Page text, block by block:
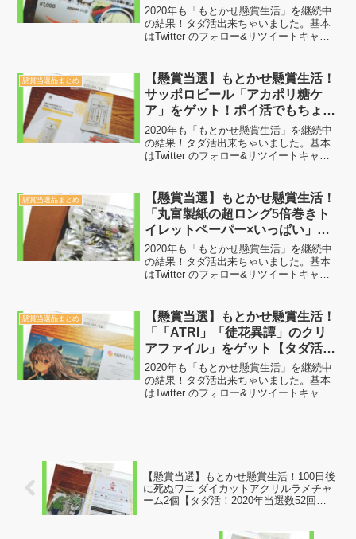
59回目】
2020年も「もとかせ懸賞生活」を継続中
の結果！タダ活出来ちゃいました。基本
はTwitter のフォロー&リツイートキャン
くただフォローとリツイートして当選を
待つだけで...
懸賞当選品まとめ
【懸賞当選】もとかせ懸賞生活！
サッポロビール「アカポリ糖ケ
ア」をゲット！ポイ活でもちょい
得情報有【タダ活！2020年当選
数90回目】
2020年も「もとかせ懸賞生活」を継続中
の結果！タダ活出来ちゃいました。基本
はTwitter のフォロー&リツイートキャン
くただフォローとリツイートして当選を
待つだけで...
懸賞当選品まとめ
【懸賞当選】もとかせ懸賞生活！
「丸富製紙の超ロング5倍巻きト
イレットペーパー×いっぱい」を
ゲット【タダ活！2020年当選数
66回目】
2020年も「もとかせ懸賞生活」を継続中
の結果！タダ活出来ちゃいました。基本
はTwitter のフォロー&リツイートキャン
くただフォローとリツイートして当選を
待つだけで...
懸賞当選品まとめ
【懸賞当選】もとかせ懸賞生活！
「「ATRI」「徒花異譚」のクリ
アファイル」をゲット【タダ活！
2020年当選数83回目】
2020年も「もとかせ懸賞生活」を継続中
の結果！タダ活出来ちゃいました。基本
はTwitter のフォロー&リツイートキャン
【懸賞当選】もとかせ懸賞生活！100日後
に死ぬワニ ダイカットアクリルラメチャ
ーム2個【タダ活！2020年当選数52回